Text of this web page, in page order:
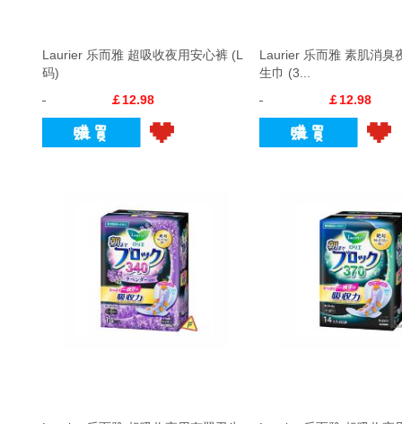
Laurier 乐而雅 超吸收夜用安心裤 (L
码)
￡12.98
Laurier 乐而雅 素肌消臭
生巾 (3...
￡12.98